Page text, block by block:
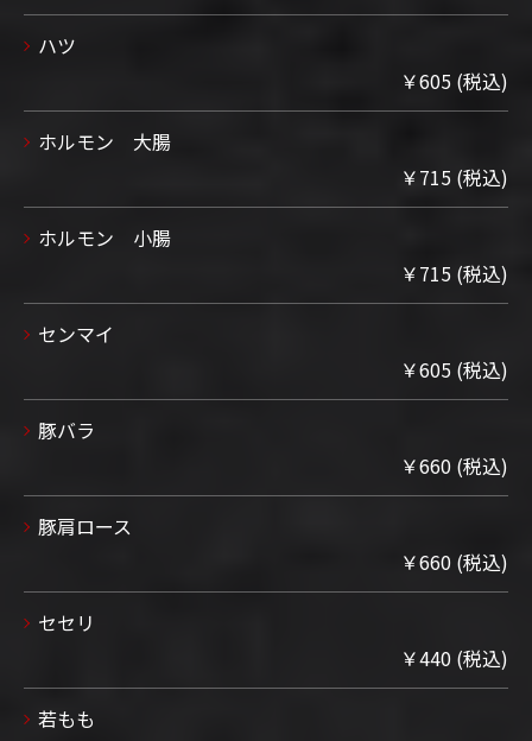
ハツ
￥605 (税込)
ホルモン 大腸
￥715 (税込)
ホルモン 小腸
￥715 (税込)
センマイ
￥605 (税込)
豚バラ
￥660 (税込)
豚肩ロース
￥660 (税込)
セセリ
￥440 (税込)
若もも